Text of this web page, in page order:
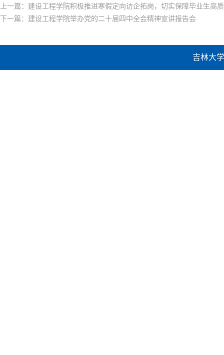
上一篇： 建设工程学院积极推进寒假定向访企拓岗，切实保障毕业生高
下一篇： 建设工程学院举办党的二十届四中全会精神宣讲报告会
吉林大